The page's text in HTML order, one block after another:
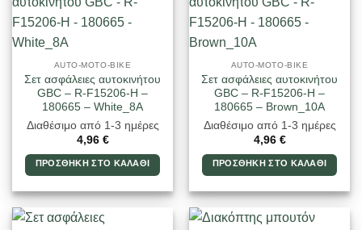
AUTO-MOTO-BIKE
Σετ ασφάλειες αυτοκινήτου
GBC – R-F15206-H –
180665 – White_8A
Διαθέσιμο από 1-3 ημέρες
4,96 €
ΠΡΟΣΘΉΚΗ ΣΤΟ ΚΑΛΆΘΙ
AUTO-MOTO-BIKE
Σετ ασφάλειες αυτοκινήτου
GBC – R-F15206-H –
180665 – Brown_10A
Διαθέσιμο από 1-3 ημέρες
4,96 €
ΠΡΟΣΘΉΚΗ ΣΤΟ ΚΑΛΆΘΙ